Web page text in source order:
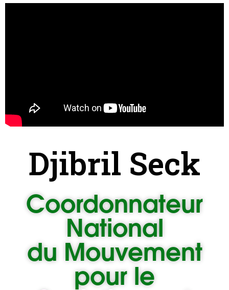
Djibril Seck
Coordonnateur
National
du Mouvement
pour le